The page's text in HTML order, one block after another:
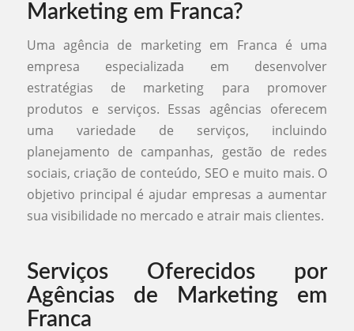
Marketing em Franca?
Uma agência de marketing em Franca é uma
empresa especializada em desenvolver
estratégias de marketing para promover
produtos e serviços. Essas agências oferecem
uma variedade de serviços, incluindo
planejamento de campanhas, gestão de redes
sociais, criação de conteúdo, SEO e muito mais. O
objetivo principal é ajudar empresas a aumentar
sua visibilidade no mercado e atrair mais clientes.
Serviços Oferecidos por
Agências de Marketing em
Franca